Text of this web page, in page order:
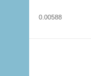
0.00588